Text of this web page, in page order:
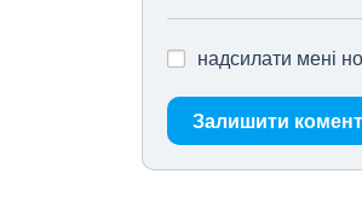
надсилати мені
Залишити